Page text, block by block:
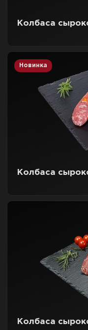
Колбаса
Новинка
Колбаса
Колбаса